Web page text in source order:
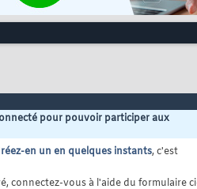
pour pouvoir participer aux
en un en quelques instants, c'est
connectez-vous à l'aide du formulaire